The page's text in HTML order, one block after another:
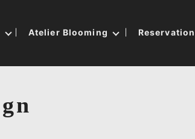
Atelier Blooming Reservation